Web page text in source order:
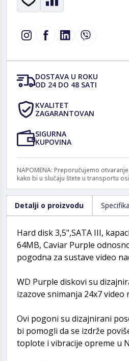
DOSTAVA U ROKU
OD 24 DO 48 SATI
KVALITET
ZAGARANTOVAN
SIGURNA
KUPOVINA
NAPOMENA: Preporučujemo
kako bi u slučaju štete u transportu
Detalji o proizvodu
Hard disk 3,5",SATA III,
64MB, Caviar Purple
pogodna za sustave video
WD Purple diskovi su
izazove snimanja 24x7 video
Ovi pogoni su dizajnirani
bi pomogli da se izdrže
toplote i vibracije opreme u